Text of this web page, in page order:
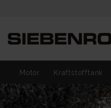
Motor Kraftstofftank